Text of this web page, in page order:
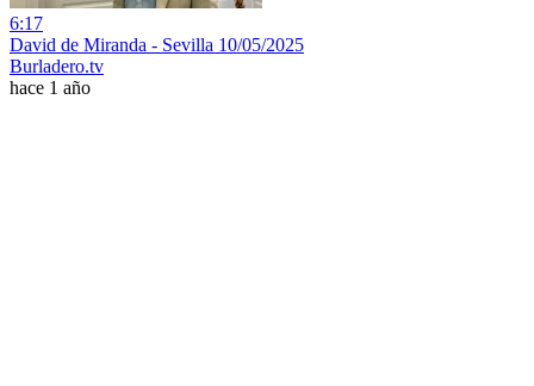
6:17
David de Miranda - Sevilla 10/05/2025
Burladero.tv
hace 1 año